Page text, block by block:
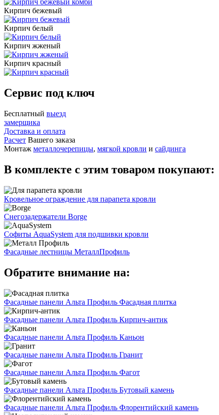
Кирпич бежевый
Кирпич белый
Кирпич жженый
Кирпич красный
Сервис под ключ
Бесплатный выезд
замерщика
Доставка и оплата
Расчет Вашего заказа
Монтаж металлочерепицы, мягкой кровли и сайдинга
В комплекте с этим товаром покупают:
Кровельное ограждение для парапета кровли
Снегозадержатели Borge
Софиты AquaSystem для подшивки кровли
Фасадные лестницы МеталлПрофиль
Обратите внимание на:
Фасадные панели Альта Профиль Фасадная плитка
Фасадные панели Альта Профиль Кирпич-антик
Фасадные панели Альта Профиль Каньон
Фасадные панели Альта Профиль Гранит
Фасадные панели Альта Профиль Фагот
Фасадные панели Альта Профиль Бутовый камень
Фасадные панели Альта Профиль Флорентийский камень